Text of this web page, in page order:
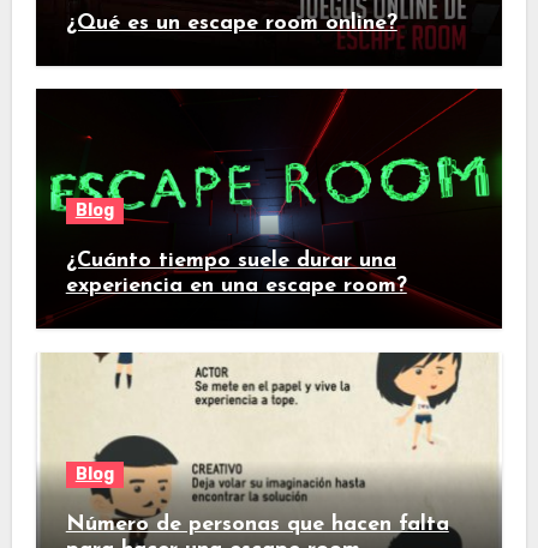
¿Qué es un escape room online?
Blog
¿Cuánto tiempo suele durar una
experiencia en una escape room?
Blog
Número de personas que hacen falta